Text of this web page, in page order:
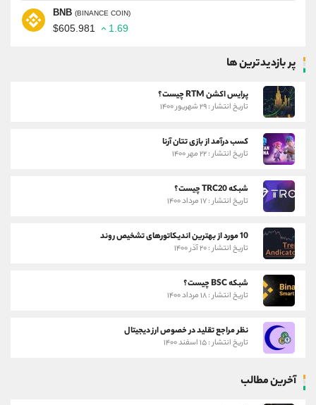
BNB (BINANCE COIN)
$605.981 1.69
پر بازدیدترین ها
پرایس اکشن RTM چیست؟
تاریخ انتشار : ۲۹ شهریور ۱۴۰۰
کسب درآمد از بازی تتان آرنا
تاریخ انتشار : ۲۲ مهر ۱۴۰۰
شبکه TRC20 چیست؟
تاریخ انتشار : ۱۷ مرداد ۱۴۰۰
10 مورد از بهترین اندیکاتورهای تشخیص روند
تاریخ انتشار : ۲۰ آذر ۱۴۰۰
شبکه BSC چیست؟
تاریخ انتشار : ۱۸ مرداد ۱۴۰۰
نظر مراجع تقلید در خصوص ارز دیجیتال
تاریخ انتشار : ۱۵ اسفند ۱۴۰۰
آخرین مطالب